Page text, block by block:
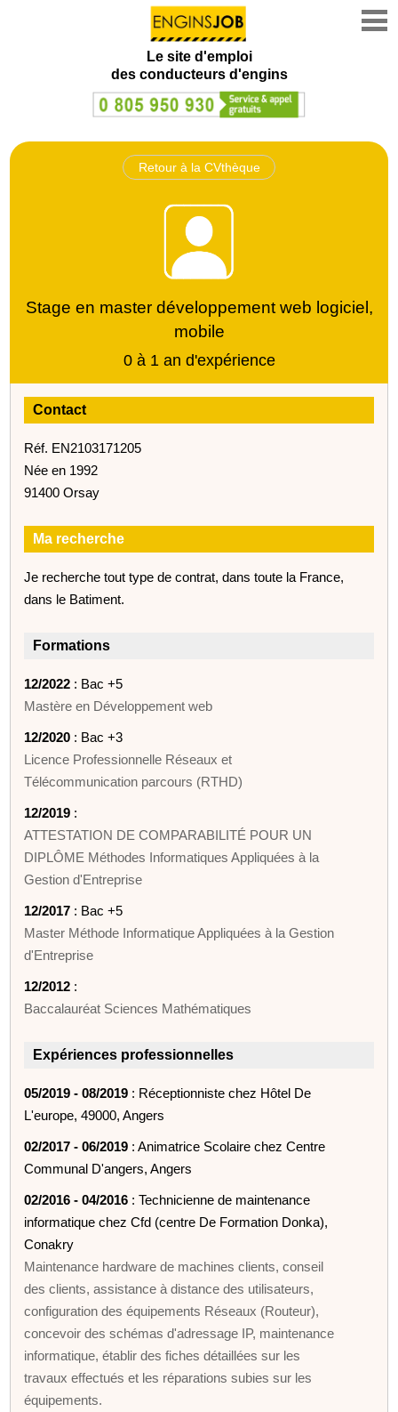
Le site d'emploi
des conducteurs d'engins
Retour à la CVthèque
Stage en master développement web logiciel,
mobile
0 à 1 an d'expérience
Contact
Réf. EN2103171205
Née en 1992
91400 Orsay
Ma recherche
Je recherche tout type de contrat, dans toute la France,
dans le Batiment.
Formations
12/2022 : Bac +5
Mastère en Développement web
12/2020 : Bac +3
Licence Professionnelle Réseaux et
Télécommunication parcours (RTHD)
12/2019 :
ATTESTATION DE COMPARABILITÉ POUR UN
DIPLÔME Méthodes Informatiques Appliquées à la
Gestion d'Entreprise
12/2017 : Bac +5
Master Méthode Informatique Appliquées à la Gestion
d'Entreprise
12/2012 :
Baccalauréat Sciences Mathématiques
Expériences professionnelles
05/2019 - 08/2019 : Réceptionniste chez Hôtel De
L'europe, 49000, Angers
02/2017 - 06/2019 : Animatrice Scolaire chez Centre
Communal D'angers, Angers
02/2016 - 04/2016 : Technicienne de maintenance
informatique chez Cfd (centre De Formation Donka),
Conakry
Maintenance hardware de machines clients, conseil
des clients, assistance à distance des utilisateurs,
configuration des équipements Réseaux (Routeur),
concevoir des schémas d'adressage IP, maintenance
informatique, établir des fiches détaillées sur les
travaux effectués et les réparations subies sur les
équipements.